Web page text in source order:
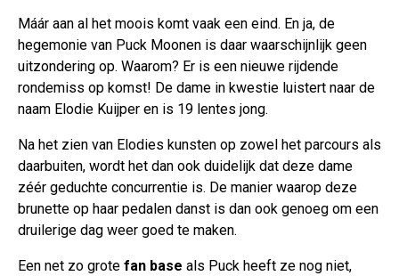
Máár aan al het moois komt vaak een eind. En ja, de
hegemonie van Puck Moonen is daar waarschijnlijk geen
uitzondering op. Waarom? Er is een nieuwe rijdende
rondemiss op komst! De dame in kwestie luistert naar de
naam Elodie Kuijper en is 19 lentes jong.
Na het zien van Elodies kunsten op zowel het parcours als
daarbuiten, wordt het dan ook duidelijk dat deze dame
zéér geduchte concurrentie is. De manier waarop deze
brunette op haar pedalen danst is dan ook genoeg om een
druilerige dag weer goed te maken.
Een net zo grote fan base als Puck heeft ze nog niet,